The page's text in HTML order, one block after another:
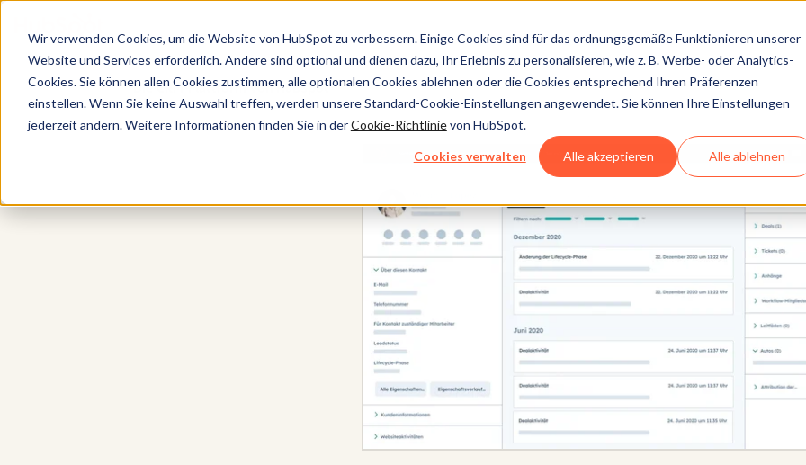
Wir verwenden Cookies, um die Website von HubSpot zu verbessern. Einige Cookies sind für das ordnungsgemäße Funktionieren unserer
Website und Services erforderlich. Andere sind optional und dienen dazu, Ihr Erlebnis zu personalisieren, wie z. B. Werbe- oder Analytics-
Cookies. Sie können allen Cookies zustimmen, alle optionalen Cookies ablehnen oder die Cookies entsprechend Ihren Präferenzen
einstellen. Wenn Sie keine Auswahl treffen, werden unsere Standard-Cookie-Einstellungen angewendet. Sie können Ihre Einstellungen
jederzeit ändern. Weitere Informationen finden Sie in derCookie-Richtlinievon HubSpot.
Cookies verwalten Alle akzeptieren Alle ablehnen
Die CRM-Plattform von HubSpot